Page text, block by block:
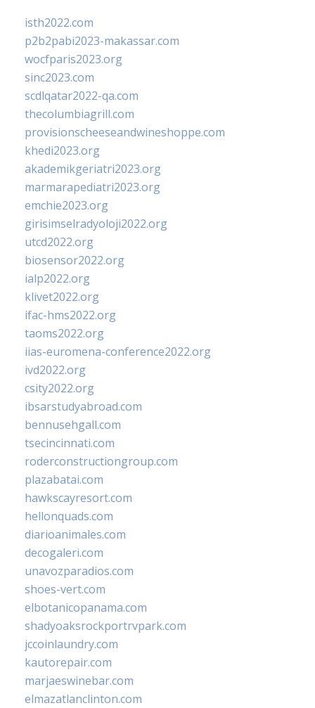
isth2022.com
p2b2pabi2023-makassar.com
wocfparis2023.org
sinc2023.com
scdlqatar2022-qa.com
thecolumbiagrill.com
provisionscheeseandwineshoppe.com
khedi2023.org
akademikgeriatri2023.org
marmarapediatri2023.org
emchie2023.org
girisimselradyoloji2022.org
utcd2022.org
biosensor2022.org
ialp2022.org
klivet2022.org
ifac-hms2022.org
taoms2022.org
iias-euromena-conference2022.org
ivd2022.org
csity2022.org
ibsarstudyabroad.com
bennusehgall.com
tsecincinnati.com
roderconstructiongroup.com
plazabatai.com
hawkscayresort.com
hellonquads.com
diarioanimales.com
decogaleri.com
unavozparadios.com
shoes-vert.com
elbotanicopanama.com
shadyoaksrockportrvpark.com
jccoinlaundry.com
kautorepair.com
marjaeswinebar.com
elmazatlanclinton.com